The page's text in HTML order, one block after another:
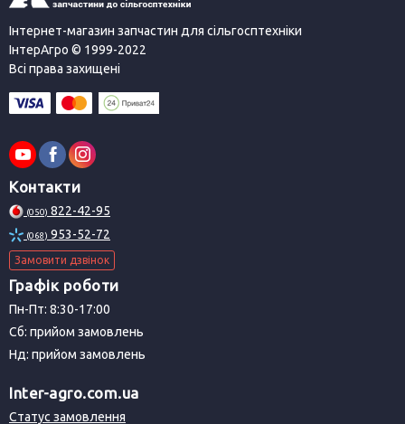
Інтернет-магазин запчастин для сільгосптехніки
ІнтерАгро © 1999-2022
Всі права захищені
Контакти
(050) 822-42-95
(068) 953-52-72
Замовити дзвінок
Графік роботи
Пн-Пт: 8:30-17:00
Сб: прийом замовлень
Нд: прийом замовлень
Inter-agro.com.ua
Статус замовлення